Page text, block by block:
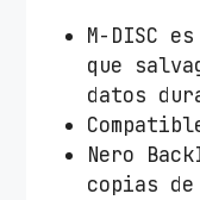
M-DISC
que
datos
Nero
copias